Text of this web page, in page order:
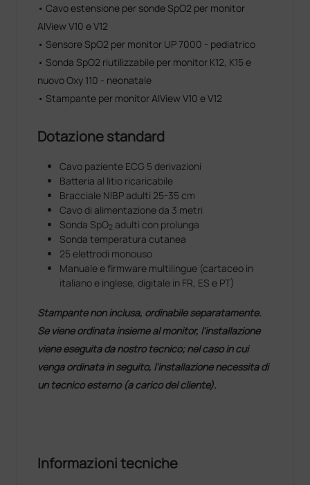
• Cavo estensione per sonde SpO2 per monitor
AIView V10 e V12
• Sensore SpO2 per monitor UP 7000 - pediatrico
• Sonda SpO2 riutilizzabile per monitor K12, K15 e
nuovo Oxy 110 - neonatale
• Stampante per monitor AIView V10 e V12
Dotazione standard
Cavo paziente ECG 5 derivazioni
Batteria al litio ricaricabile
Bracciale NIBP adulti 25-35 cm
Cavo di alimentazione da 3 metri
Sonda SpO2 adulti con prolunga
Sonda temperatura cutanea
25 elettrodi monouso
Manuale e firmware multilingue (cartaceo in
italiano e inglese, digitale in FR, ES e PT)
Stampante non inclusa, ordinabile separatamente.
Se viene ordinata insieme al monitor, l'installazione
viene eseguita da nostro tecnico; nel caso in cui
venga ordinata in seguito, l'installazione necessita di
un tecnico esterno (a carico del cliente).
Informazioni tecniche